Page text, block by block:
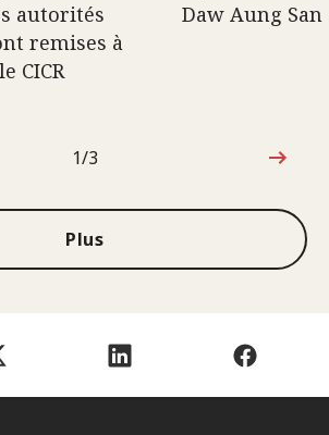
autorités
remises à
CICR
Daw Aung San
1sur3
1/3
Plus